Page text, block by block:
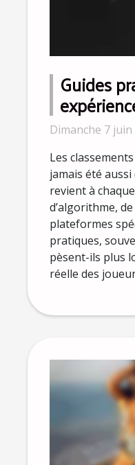
Guides
influence
Dimanche 7 juin
Les
jamais été
revient à
d’algorithme,
plateformes
pratiques,
pèsent-ils plus
réelle des